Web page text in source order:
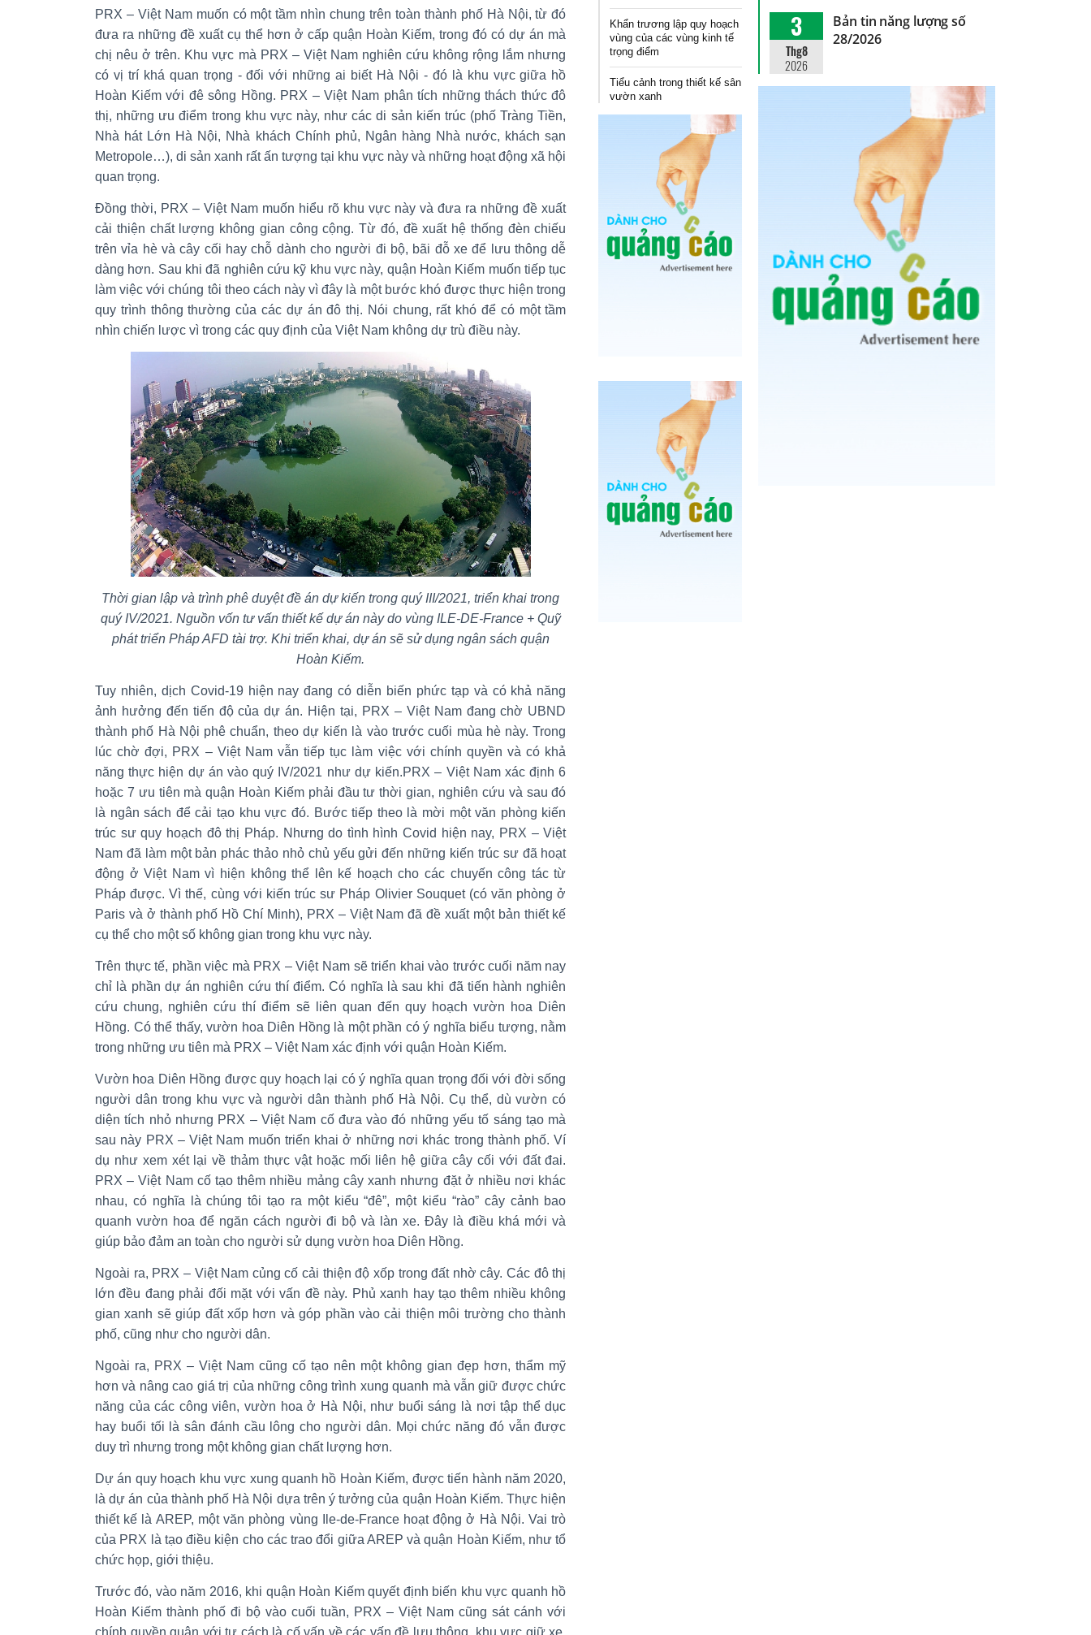
PRX – Việt Nam muốn có một tầm nhìn chung trên toàn thành phố Hà Nội, từ đó
đưa ra những đề xuất cụ thể hơn ở cấp quận Hoàn Kiếm, trong đó có dự án mà
chị nêu ở trên. Khu vực mà PRX – Việt Nam nghiên cứu không rộng lắm nhưng
có vị trí khá quan trọng - đối với những ai biết Hà Nội - đó là khu vực giữa hồ
Hoàn Kiếm với đê sông Hồng. PRX – Việt Nam phân tích những thách thức đô
thị, những ưu điểm trong khu vực này, như các di sản kiến trúc (phố Tràng Tiền,
Nhà hát Lớn Hà Nội, Nhà khách Chính phủ, Ngân hàng Nhà nước, khách sạn
Metropole…), di sản xanh rất ấn tượng tại khu vực này và những hoạt động xã hội
quan trọng.
Đồng thời, PRX – Việt Nam muốn hiểu rõ khu vực này và đưa ra những đề xuất
cải thiện chất lượng không gian công cộng. Từ đó, đề xuất hệ thống đèn chiếu
trên vỉa hè và cây cối hay chỗ dành cho người đi bộ, bãi đỗ xe để lưu thông dễ
dàng hơn. Sau khi đã nghiên cứu kỹ khu vực này, quận Hoàn Kiếm muốn tiếp tục
làm việc với chúng tôi theo cách này vì đây là một bước khó được thực hiện trong
quy trình thông thường của các dự án đô thị. Nói chung, rất khó để có một tầm
nhìn chiến lược vì trong các quy định của Việt Nam không dự trù điều này.
Thời gian lập và trình phê duyệt đề án dự kiến trong quý III/2021, triển khai trong
quý IV/2021. Nguồn vốn tư vấn thiết kế dự án này do vùng ILE-DE-France + Quỹ
phát triển Pháp AFD tài trợ. Khi triển khai, dự án sẽ sử dụng ngân sách quận
Hoàn Kiếm.
Tuy nhiên, dịch Covid-19 hiện nay đang có diễn biến phức tạp và có khả năng
ảnh hưởng đến tiến độ của dự án. Hiện tại, PRX – Việt Nam đang chờ UBND
thành phố Hà Nội phê chuẩn, theo dự kiến là vào trước cuối mùa hè này. Trong
lúc chờ đợi, PRX – Việt Nam vẫn tiếp tục làm việc với chính quyền và có khả
năng thực hiện dự án vào quý IV/2021 như dự kiến.PRX – Việt Nam xác định 6
hoặc 7 ưu tiên mà quận Hoàn Kiếm phải đầu tư thời gian, nghiên cứu và sau đó
là ngân sách để cải tạo khu vực đó. Bước tiếp theo là mời một văn phòng kiến
trúc sư quy hoạch đô thị Pháp. Nhưng do tình hình Covid hiện nay, PRX – Việt
Nam đã làm một bản phác thảo nhỏ chủ yếu gửi đến những kiến trúc sư đã hoạt
động ở Việt Nam vì hiện không thể lên kế hoạch cho các chuyến công tác từ
Pháp được. Vì thế, cùng với kiến trúc sư Pháp Olivier Souquet (có văn phòng ở
Paris và ở thành phố Hồ Chí Minh), PRX – Việt Nam đã đề xuất một bản thiết kế
cụ thể cho một số không gian trong khu vực này.
Trên thực tế, phần việc mà PRX – Việt Nam sẽ triển khai vào trước cuối năm nay
chỉ là phần dự án nghiên cứu thí điểm. Có nghĩa là sau khi đã tiến hành nghiên
cứu chung, nghiên cứu thí điểm sẽ liên quan đến quy hoạch vườn hoa Diên
Hồng. Có thể thấy, vườn hoa Diên Hồng là một phần có ý nghĩa biểu tượng, nằm
trong những ưu tiên mà PRX – Việt Nam xác định với quận Hoàn Kiếm.
Vườn hoa Diên Hồng được quy hoạch lại có ý nghĩa quan trọng đối với đời sống
người dân trong khu vực và người dân thành phố Hà Nội. Cụ thể, dù vườn có
diện tích nhỏ nhưng PRX – Việt Nam cố đưa vào đó những yếu tố sáng tạo mà
sau này PRX – Việt Nam muốn triển khai ở những nơi khác trong thành phố. Ví
dụ như xem xét lại về thảm thực vật hoặc mối liên hệ giữa cây cối với đất đai.
PRX – Việt Nam cố tạo thêm nhiều mảng cây xanh nhưng đặt ở nhiều nơi khác
nhau, có nghĩa là chúng tôi tạo ra một kiểu “đê”, một kiểu “rào” cây cảnh bao
quanh vườn hoa để ngăn cách người đi bộ và làn xe. Đây là điều khá mới và
giúp bảo đảm an toàn cho người sử dụng vườn hoa Diên Hồng.
Ngoài ra, PRX – Việt Nam củng cố cải thiện độ xốp trong đất nhờ cây. Các đô thị
lớn đều đang phải đối mặt với vấn đề này. Phủ xanh hay tạo thêm nhiều không
gian xanh sẽ giúp đất xốp hơn và góp phần vào cải thiện môi trường cho thành
phố, cũng như cho người dân.
Ngoài ra, PRX – Việt Nam cũng cố tạo nên một không gian đẹp hơn, thẩm mỹ
hơn và nâng cao giá trị của những công trình xung quanh mà vẫn giữ được chức
năng của các công viên, vườn hoa ở Hà Nội, như buổi sáng là nơi tập thể dục
hay buổi tối là sân đánh cầu lông cho người dân. Mọi chức năng đó vẫn được
duy trì nhưng trong một không gian chất lượng hơn.
Dự án quy hoạch khu vực xung quanh hồ Hoàn Kiếm, được tiến hành năm 2020,
là dự án của thành phố Hà Nội dựa trên ý tưởng của quận Hoàn Kiếm. Thực hiện
thiết kế là AREP, một văn phòng vùng Ile-de-France hoạt động ở Hà Nội. Vai trò
của PRX là tạo điều kiện cho các trao đổi giữa AREP và quận Hoàn Kiếm, như tổ
chức họp, giới thiệu.
Trước đó, vào năm 2016, khi quận Hoàn Kiếm quyết định biến khu vực quanh hồ
Hoàn Kiếm thành phố đi bộ vào cuối tuần, PRX – Việt Nam cũng sát cánh với
chính quyền quận với tư cách là cố vấn về các vấn đề lưu thông, khu vực giữ xe,
Khẩn trương lập quy hoạch
vùng của các vùng kinh tế
trọng điểm
Tiểu cảnh trong thiết kế sân
vườn xanh
3
Thg8
2026
Bản tin năng lượng số
28/2026